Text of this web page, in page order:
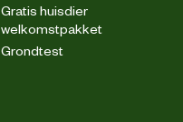
Gratis huisdier
welkomstpakket
Grondtest